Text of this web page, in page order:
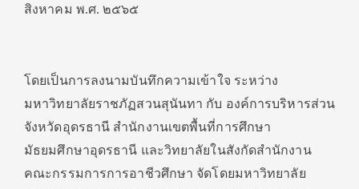
สิงหาคม พ.ศ. ๒๕๖๕
โดยเป็นการลงนามบันทึกความเข้าใจ ระหว่าง
มหาวิทยาลัยราชภัฏสวนสุนันทา กับ องค์การบริหารส่วน
จังหวัดอุดรธานี สำนักงานเขตพื้นที่การศึกษา
มัธยมศึกษาอุดรธานี และวิทยาลัยในสังกัดสำนักงาน
คณะกรรมการการอาชีวศึกษา จัดโดยมหาวิทยาลัย